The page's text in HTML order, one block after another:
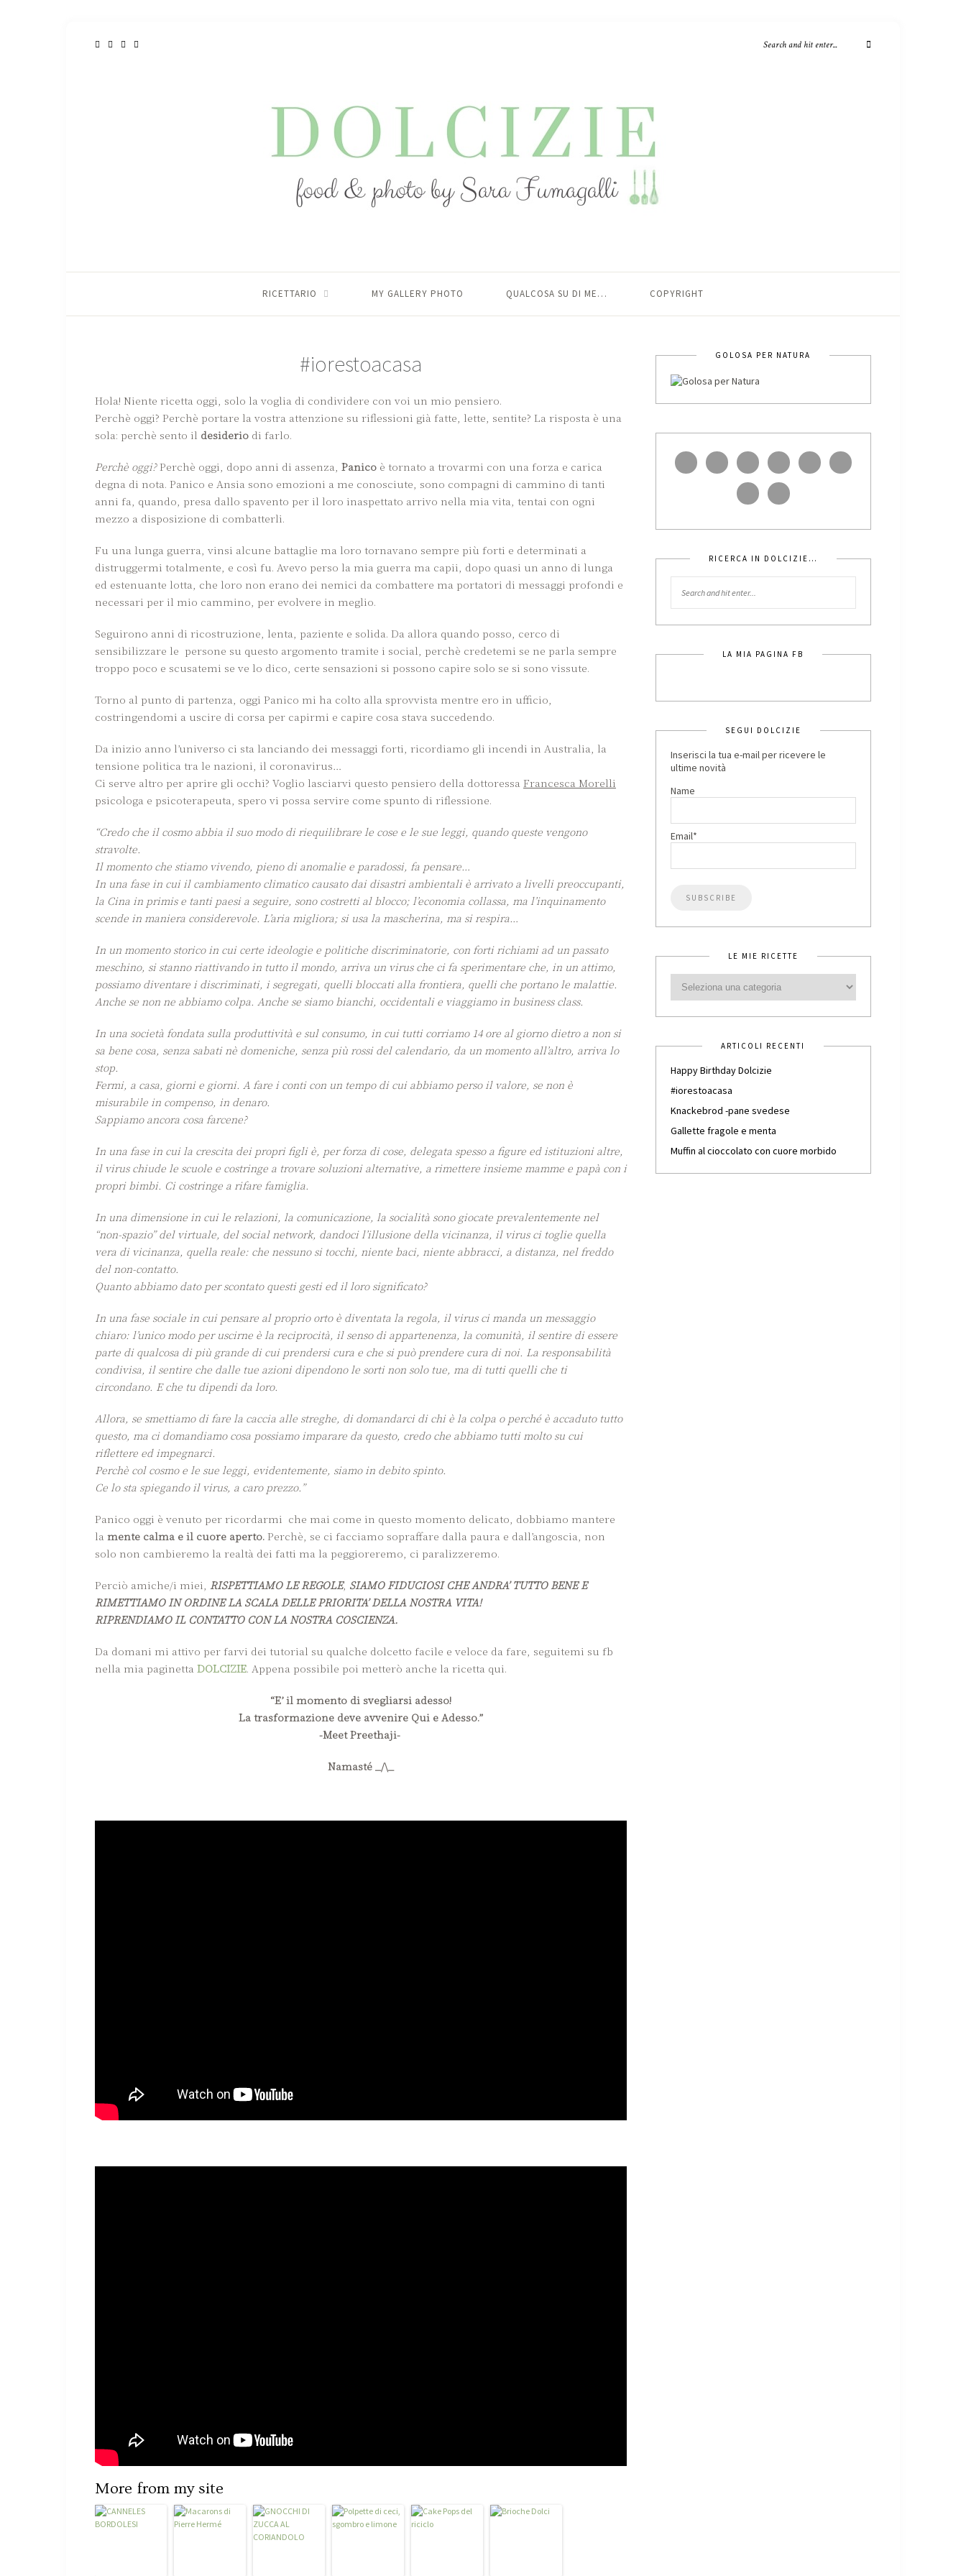
RICETTARIO MY GALLERY PHOTO QUALCOSA SU DI ME… COPYRIGHT
#iorestoacasa
Hola! Niente ricetta oggi, solo la voglia di condividere con voi un mio pensiero.
Perchè oggi? Perchè portare la vostra attenzione su riflessioni già fatte, lette, sentite? La risposta è una
sola: perchè sento il desiderio di farlo.
Perchè oggi?Perchè oggi, dopo anni di assenza, Panico è tornato a trovarmi con una forza e carica
degna di nota. Panico e Ansia sono emozioni a me conosciute, sono compagni di cammino di tanti
anni fa, quando, presa dallo spavento per il loro inaspettato arrivo nella mia vita, tentai con ogni
mezzo a disposizione di combatterli.
Fu una lunga guerra, vinsi alcune battaglie ma loro tornavano sempre più forti e determinati a
distruggermi totalmente, e così fu. Avevo perso la mia guerra ma capii, dopo quasi un anno di lunga
ed estenuante lotta, che loro non erano dei nemici da combattere ma portatori di messaggi profondi e
necessari per il mio cammino, per evolvere in meglio.
Seguirono anni di ricostruzione, lenta, paziente e solida. Da allora quando posso, cerco di
sensibilizzare le persone su questo argomento tramite i social, perchè credetemi se ne parla sempre
troppo poco e scusatemi se ve lo dico, certe sensazioni si possono capire solo se si sono vissute.
Torno al punto di partenza, oggi Panico mi ha colto alla sprovvista mentre ero in ufficio,
costringendomi a uscire di corsa per capirmi e capire cosa stava succedendo.
Da inizio anno l’universo ci sta lanciando dei messaggi forti, ricordiamo gli incendi in Australia, la
tensione politica tra le nazioni, il coronavirus…
Ci serve altro per aprire gli occhi? Voglio lasciarvi questo pensiero della dottoressa Francesca Morelli
psicologa e psicoterapeuta, spero vi possa servire come spunto di riflessione.
“Credo che il cosmo abbia il suo modo di riequilibrare le cose e le sue leggi, quando queste vengono
stravolte.
Il momento che stiamo vivendo, pieno di anomalie e paradossi, fa pensare…
In una fase in cui il cambiamento climatico causato dai disastri ambientali è arrivato a livelli preoccupanti,
la Cina in primis e tanti paesi a seguire, sono costretti al blocco; l’economia collassa, ma l’inquinamento
scende in maniera considerevole. L’aria migliora; si usa la mascherina, ma si respira…
In un momento storico in cui certe ideologie e politiche discriminatorie, con forti richiami ad un passato
meschino, si stanno riattivando in tutto il mondo, arriva un virus che ci fa sperimentare che, in un attimo,
possiamo diventare i discriminati, i segregati, quelli bloccati alla frontiera, quelli che portano le malattie.
Anche se non ne abbiamo colpa. Anche se siamo bianchi, occidentali e viaggiamo in business class.
In una società fondata sulla produttività e sul consumo, in cui tutti corriamo 14 ore al giorno dietro a non si
sa bene cosa, senza sabati nè domeniche, senza più rossi del calendario, da un momento all’altro, arriva lo
stop.
Fermi, a casa, giorni e giorni. A fare i conti con un tempo di cui abbiamo perso il valore, se non è
misurabile in compenso, in denaro.
Sappiamo ancora cosa farcene?
In una fase in cui la crescita dei propri figli è, per forza di cose, delegata spesso a figure ed istituzioni altre,
il virus chiude le scuole e costringe a trovare soluzioni alternative, a rimettere insieme mamme e papà con i
propri bimbi. Ci costringe a rifare famiglia.
In una dimensione in cui le relazioni, la comunicazione, la socialità sono giocate prevalentemente nel
“non-spazio” del virtuale, del social network, dandoci l’illusione della vicinanza, il virus ci toglie quella
vera di vicinanza, quella reale: che nessuno si tocchi, niente baci, niente abbracci, a distanza, nel freddo
del non-contatto.
Quanto abbiamo dato per scontato questi gesti ed il loro significato?
In una fase sociale in cui pensare al proprio orto è diventata la regola, il virus ci manda un messaggio
chiaro: l’unico modo per uscirne è la reciprocità, il senso di appartenenza, la comunità, il sentire di essere
parte di qualcosa di più grande di cui prendersi cura e che si può prendere cura di noi. La responsabilità
condivisa, il sentire che dalle tue azioni dipendono le sorti non solo tue, ma di tutti quelli che ti
circondano. E che tu dipendi da loro.
Allora, se smettiamo di fare la caccia alle streghe, di domandarci di chi è la colpa o perché è accaduto tutto
questo, ma ci domandiamo cosa possiamo imparare da questo, credo che abbiamo tutti molto su cui
riflettere ed impegnarci.
Perchè col cosmo e le sue leggi, evidentemente, siamo in debito spinto.
Ce lo sta spiegando il virus, a caro prezzo.”
Panico oggi è venuto per ricordarmi che mai come in questo momento delicato, dobbiamo mantere
la mente calma e il cuore aperto. Perchè, se ci facciamo sopraffare dalla paura e dall’angoscia, non
solo non cambieremo la realtà dei fatti ma la peggioreremo, ci paralizzeremo.
Perciò amiche/i miei, RISPETTIAMO LE REGOLE, SIAMO FIDUCIOSI CHE ANDRA’ TUTTO BENE E
RIMETTIAMO IN ORDINE LA SCALA DELLE PRIORITA’ DELLA NOSTRA VITA!
RIPRENDIAMO IL CONTATTO CON LA NOSTRA COSCIENZA.
Da domani mi attivo per farvi dei tutorial su qualche dolcetto facile e veloce da fare, seguitemi su fb
nella mia paginetta DOLCIZIE. Appena possibile poi metterò anche la ricetta qui.
“E’ il momento di svegliarsi adesso!
La trasformazione deve avvenire Qui e Adesso.”
-Meet Preethaji-
Namasté _/\_
More from my site
GOLOSA PER NATURA
RICERCA IN DOLCIZIE…
LA MIA PAGINA FB
SEGUI DOLCIZIE
Inserisci la tua e-mail per ricevere le
ultime novità
Name
Email*
LE MIE RICETTE
ARTICOLI RECENTI
Happy Birthday Dolcizie
#iorestoacasa
Knackebrod -pane svedese
Gallette fragole e menta
Muffin al cioccolato con cuore morbido